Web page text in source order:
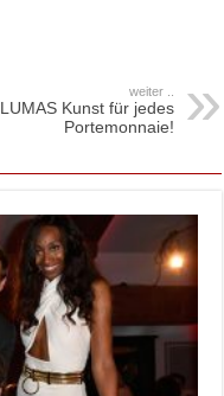
weiter ..
LUMAS Kunst für jedes
Portemonnaie!